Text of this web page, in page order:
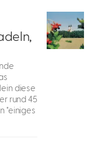
diese
rund 45
"einiges